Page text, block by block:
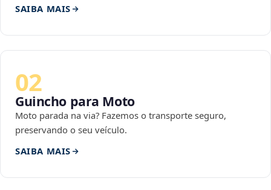
SAIBA MAIS
02
Guincho para Moto
Moto parada na via? Fazemos o transporte seguro,
preservando o seu veículo.
SAIBA MAIS